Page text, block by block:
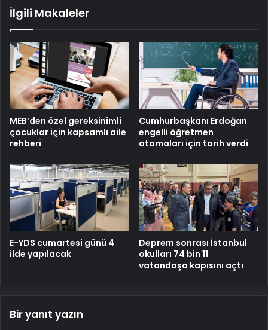
İlgili Makaleler
MEB’den özel gereksinimli
çocuklar için kapsamlı aile
rehberi
Cumhurbaşkanı Erdoğan
engelli öğretmen
atamaları için tarih verdi
E-YDS cumartesi günü 4
ilde yapılacak
Deprem sonrası İstanbul
okulları 74 bin 11
vatandaşa kapısını açtı
Bir yanıt yazın